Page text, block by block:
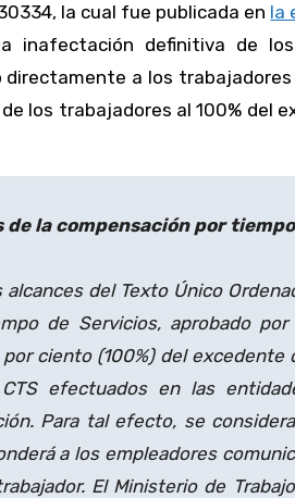
la cual fue publicada en la
inafectación definitiva de
a los trabajadores
los trabajadores al 100% del
la compensación por
del Texto Único
de Servicios, aprobado por
ciento (100%) del excedente
efectuados en las
Para tal efecto, se
a los empleadores
El Ministerio de